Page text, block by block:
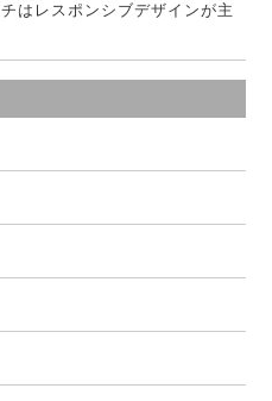
はレスポンシブデザインが主